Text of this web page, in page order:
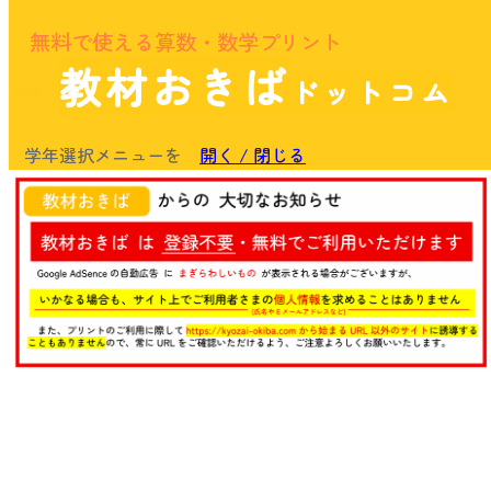
無料で使える算数・数学プリント
教材おきば ドットコム
学年選択メニューを 開く / 閉じる